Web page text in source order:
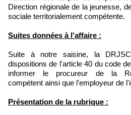
Direction régionale de la jeunesse,
sociale territorialement compétente.
Suites données à l'affaire :
Suite à notre saisine, la
dispositions de l'article 40 du code
informer le procureur de la
compétent ainsi que l'employeur de
Présentation de la rubrique :